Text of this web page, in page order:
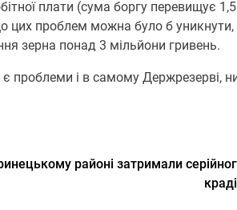
плати (сума боргу перевищує 1,5
цих проблем можна було б уникнути,
зерна понад 3 мільйони гривень.
проблеми і в самому Держрезерві,
районі затримали